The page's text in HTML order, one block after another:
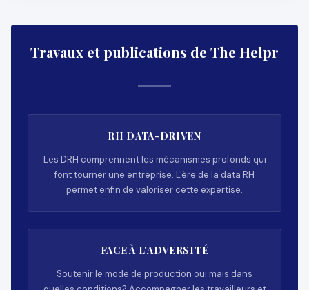
Travaux et publications de The Helpr
RH DATA-DRIVEN
Les DRH comprennent les mécanismes profonds qui
font tourner une entreprise. L'ère de la data RH
permet enfin de valoriser cette expertise.
FACE À L'ADVERSITÉ
Soutenir le mode de production oui mais dans